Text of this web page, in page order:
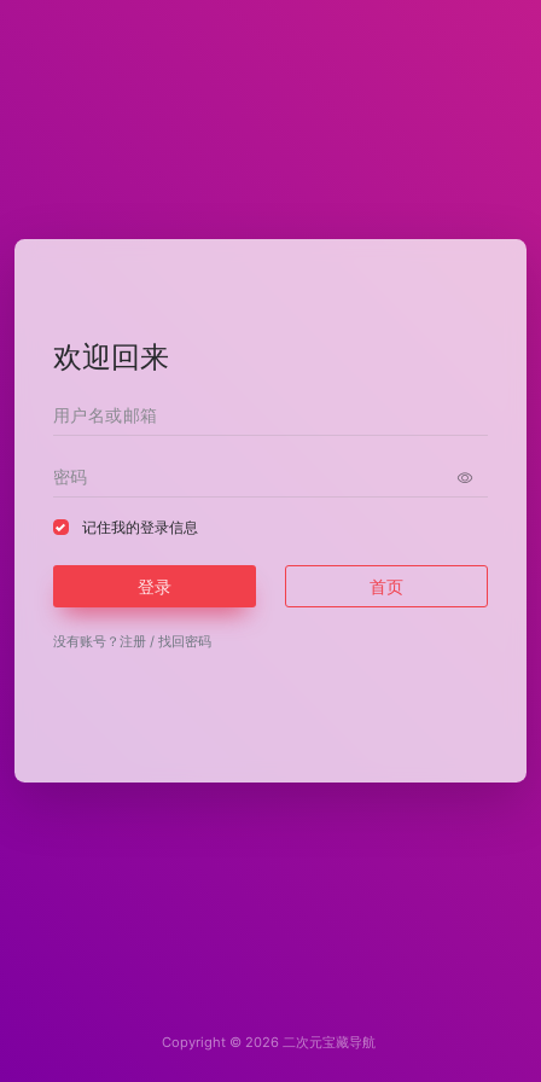
欢迎回来
记住我的登录信息
登录 首页
没有账号？ 注册 / 找回密码
Copyright © 2026 二次元宝藏导航